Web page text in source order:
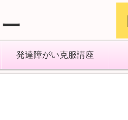
発達障がい克服講座